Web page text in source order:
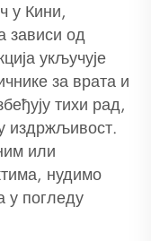
у Кини,
зависи од
укључује
за врата и
тихи рад,
издржљивост.
или
нудимо
у погледу